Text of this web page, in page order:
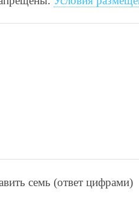
ceмь (ответ цифрами)